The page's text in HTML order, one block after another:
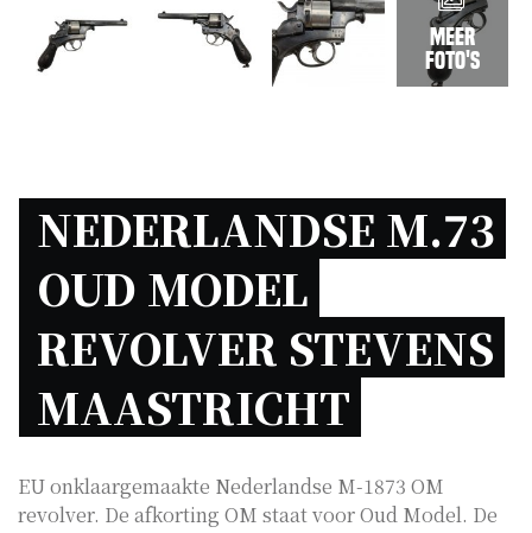
Meer
foto's
NEDERLANDSE M.73
OUD MODEL
REVOLVER STEVENS
MAASTRICHT
EU onklaargemaakte Nederlandse M-1873 OM
revolver. De afkorting OM staat voor Oud Model. De